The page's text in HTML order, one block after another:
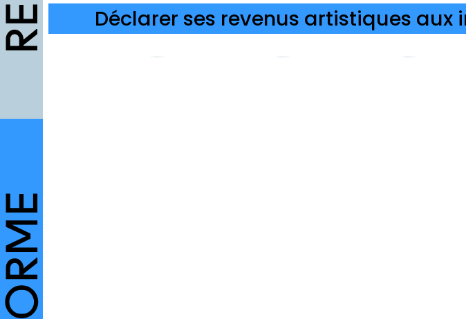
Déclarer ses revenus artistiques aux